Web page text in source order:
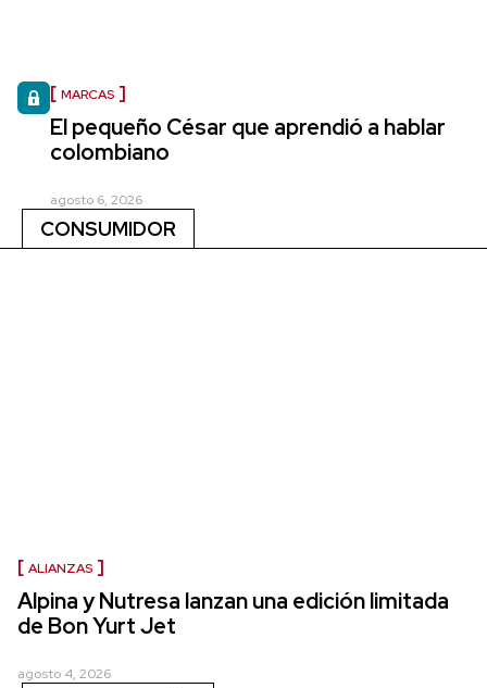
MARCAS
El pequeño César que aprendió a hablar
colombiano
agosto 6, 2026
CONSUMIDOR
ALIANZAS
Alpina y Nutresa lanzan una edición limitada
de Bon Yurt Jet
agosto 4, 2026